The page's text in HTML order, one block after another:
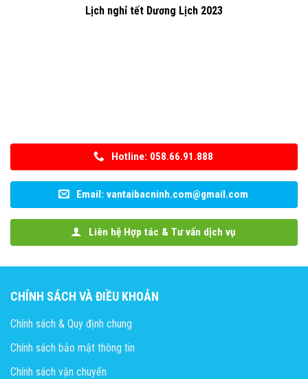
Lịch nghỉ tết Dương Lịch 2023
Hotline: 058.66.91.888
Email: vantaibacninh.com@gmail.com
Liên hệ Hợp tác & Tư vấn dịch vụ
CHÍNH SÁCH VÀ ĐIỀU KHOẢN
Chính sách & Quy định chung
Chính sách bảo mật thông tin
Chính sách vận chuyển